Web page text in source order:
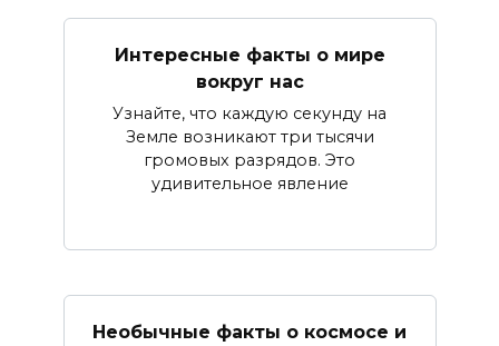
Интересные факты о мире
вокруг нас
Узнайте, что каждую секунду на
Земле возникают три тысячи
громовых разрядов. Это
удивительное явление
Необычные факты о космосе и